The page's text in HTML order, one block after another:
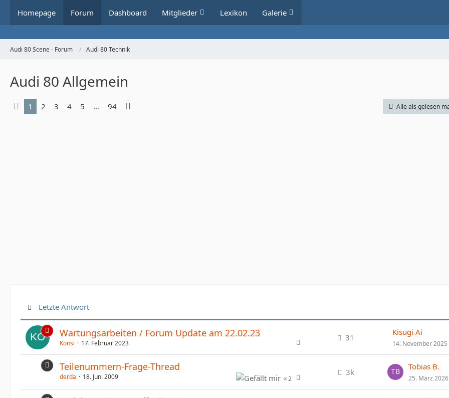
Homepage Forum Dashboard Mitglieder Lexikon Galerie
Audi 80 Scene - Forum Audi 80 Technik
Audi 80 Allgemein
1 2 3 4 5 … 94 Alle als gelesen
Letzte Antwort
Wartungsarbeiten / Forum Update am 22.02.23
Konsi 17. Februar 2023
31
Kisugi Ai
14. November 2025
Teilenummern-Frage-Thread
2
derda 18. Juni 2009 3k
Tobias B.
25. März 2026